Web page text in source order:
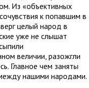
Из «объективных
к попавшим в
целый народ в
уже не слышат
величии, разожгли
Главное чем заняты
нашими народами.